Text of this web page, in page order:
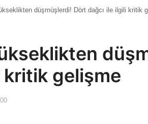
düşmüşlerdi! Dört dağcı ile ilgili kritik
kritik gelişme